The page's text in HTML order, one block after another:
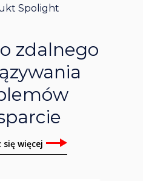
Spolight
zdalnego
się więcej